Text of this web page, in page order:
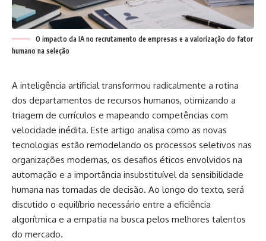
O impacto da IA no recrutamento de empresas e a valorização do fator
humano na seleção
A inteligência artificial transformou radicalmente a rotina
dos departamentos de recursos humanos, otimizando a
triagem de currículos e mapeando competências com
velocidade inédita. Este artigo analisa como as novas
tecnologias estão remodelando os processos seletivos nas
organizações modernas, os desafios éticos envolvidos na
automação e a importância insubstituível da sensibilidade
humana nas tomadas de decisão. Ao longo do texto, será
discutido o equilíbrio necessário entre a eficiência
algorítmica e a empatia na busca pelos melhores talentos
do mercado.